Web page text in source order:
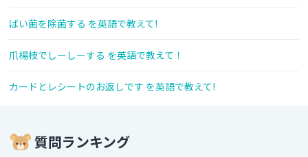
ばい菌を除菌する を英語で教えて!
爪楊枝でしーしーする を英語で教えて！
カードとレシートのお返しです を英語で教えて!
質問ランキング